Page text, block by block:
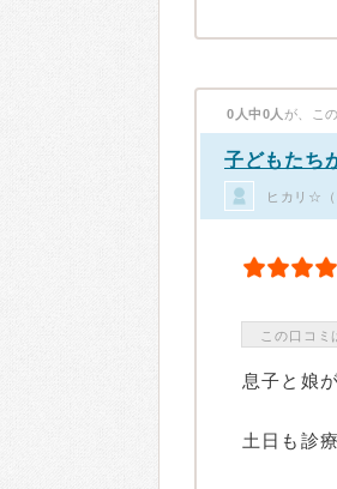
0人中0人 が、こ
子どもたち
ヒカリ☆（
この口コミ
息子と娘
土日も診